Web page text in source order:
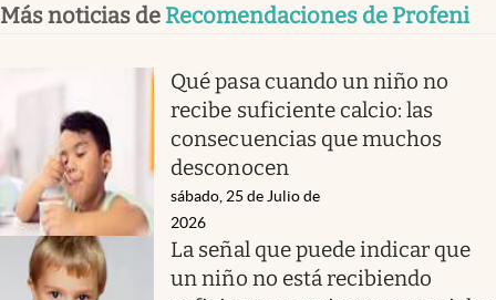
Más noticias de Recomendaciones de Profeni
Qué pasa cuando un niño no
recibe suficiente calcio: las
consecuencias que muchos
desconocen
sábado, 25 de Julio de
2026
La señal que puede indicar que
un niño no está recibiendo